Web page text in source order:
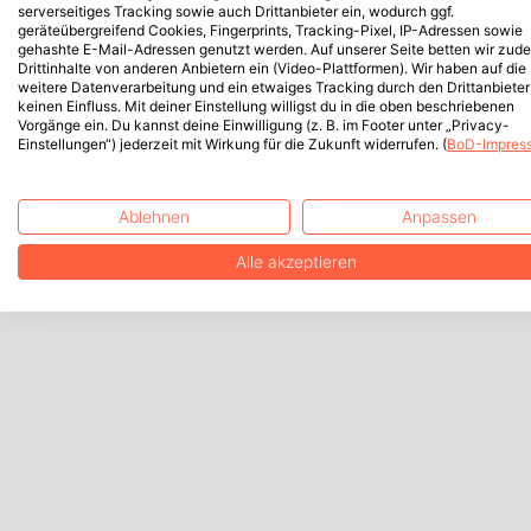
serverseitiges Tracking sowie auch Drittanbieter ein, wodurch ggf.
geräteübergreifend Cookies, Fingerprints, Tracking-Pixel, IP-Adressen sowie
gehashte E-Mail-Adressen genutzt werden. Auf unserer Seite betten wir
Drittinhalte von anderen Anbietern ein (Video-Plattformen). Wir haben auf die
weitere Datenverarbeitung und ein etwaiges Tracking durch den Drittanbieter
keinen Einfluss. Mit deiner Einstellung willigst du in die oben beschriebenen
Vorgänge ein. Du kannst deine Einwilligung (z. B. im Footer unter „Privacy-
Einstellungen“) jederzeit mit Wirkung für die Zukunft widerrufen. (BoD-
Ablehnen Anpassen
Alle akzeptieren